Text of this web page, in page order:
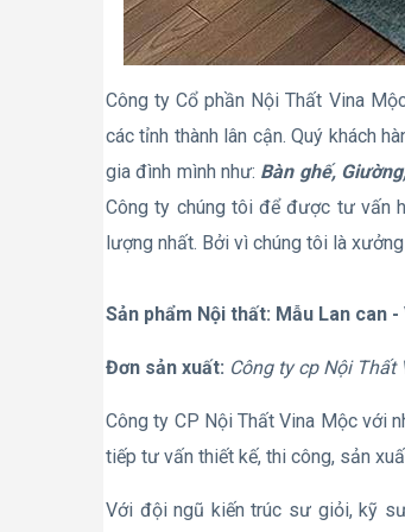
Công ty Cổ phần Nội Thất Vina
các tỉnh thành lân cận. Quý khách
gia đình mình như: Bàn ghế,
Công ty chúng tôi để được tư vấn
lượng nhất. Bởi vì chúng tôi là
Sản phẩm Nội thất: Mẫu Lan can -
Đơn sản xuất: Công ty cp Nội Thất
Công ty CP Nội Thất Vina Mộc với
tiếp tư vấn thiết kế, thi công, sản
Với đội ngũ kiến trúc sư giỏi, kỹ